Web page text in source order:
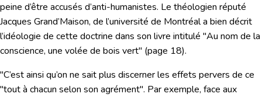
peine d’être accusés d’anti-humanistes. Le théologien réputé
Jacques Grand’Maison, de l’université de Montréal a bien décrit
l’idéologie de cette doctrine dans son livre intitulé "Au nom de la
conscience, une volée de bois vert" (page 18).
"C’est ainsi qu’on ne sait plus discerner les effets pervers de ce
"tout à chacun selon son agrément". Par exemple, face aux